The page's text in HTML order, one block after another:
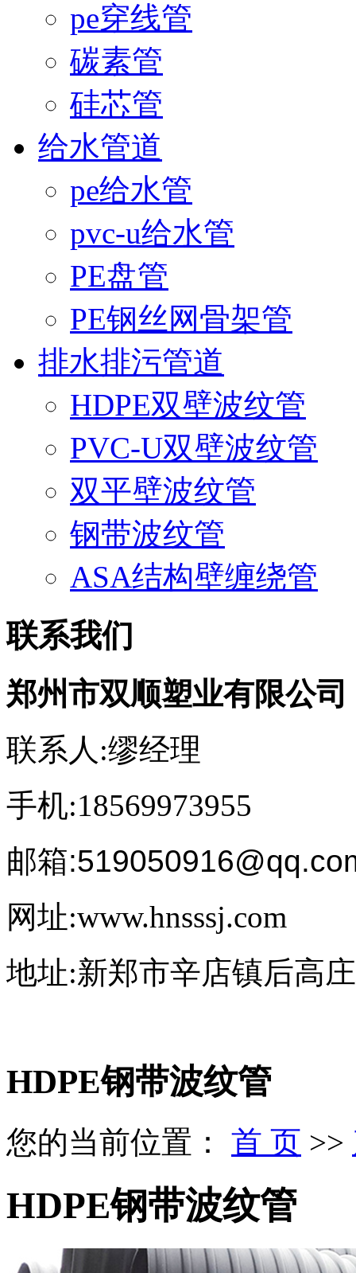
pe穿线管
碳素管
硅芯管
给水管道
pe给水管
pvc-u给水管
PE盘管
PE钢丝网骨架管
排水排污管道
HDPE双壁波纹管
PVC-U双壁波纹管
双平壁波纹管
钢带波纹管
ASA结构壁缠绕管
联系我们
郑州市双顺塑业有限公司
联系人:缪经理
手机:18569973955
邮箱
网址:www.hnsssj.com
地址:新郑市辛店镇后高
HDPE钢带波纹管
您的当前位置： 首 页 >>
HDPE钢带波纹管